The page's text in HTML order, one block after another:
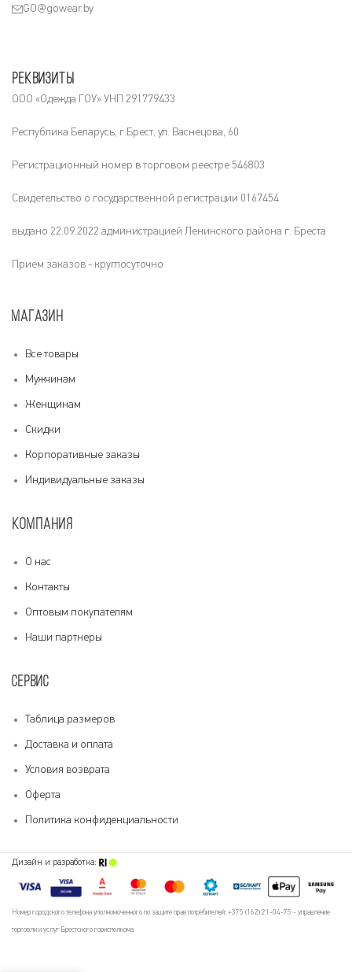
GO@gowear.by
Реквизиты
ООО «Одежда ГОУ» УНП 291779433
Республика Беларусь, г.Брест, ул. Васнецова, 60
Регистрационный номер в торговом реестре 546803
Свидетельство о государственной регистрации 0167454
выдано 22.09.2022 администрацией Ленинского района г. Бреста
Прием заказов - круглосуточно
МАГАЗИН
Все товары
Мужчинам
Женщинам
Скидки
Корпоративные заказы
Индивидуальные заказы
КОМПАНИЯ
О нас
Контакты
Оптовым покупателям
Наши партнеры
СЕРВИС
Таблица размеров
Доставка и оплата
Условия возврата
Оферта
Политика конфиденциальности
Дизайн и разработка:
Номер городского телефона уполномоченного по защите прав потребителей: +375 (162) 21-04-75 - управление
торговли и услуг Брестского горисполкома